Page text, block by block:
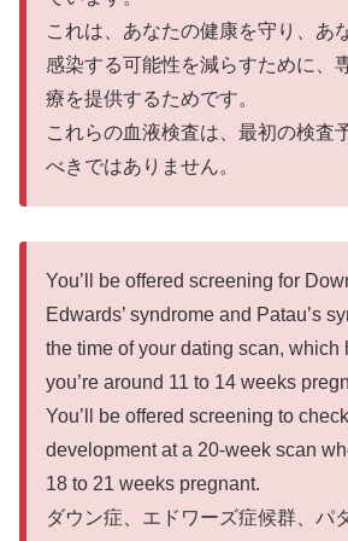
これは、あなたの健康を守り、あ
感染する可能性を減らすために、
療を提供するためです。
これらの血液検査は、最初の検査
べきではありません。
You’ll be offered screening for
Edwards’ syndrome and Patau’s
the time of your dating scan, which
you’re around 11 to 14 weeks
You’ll be offered screening to
development at a 20-week scan
18 to 21 weeks pregnant.
ダウン症、エドワーズ症候群、パ